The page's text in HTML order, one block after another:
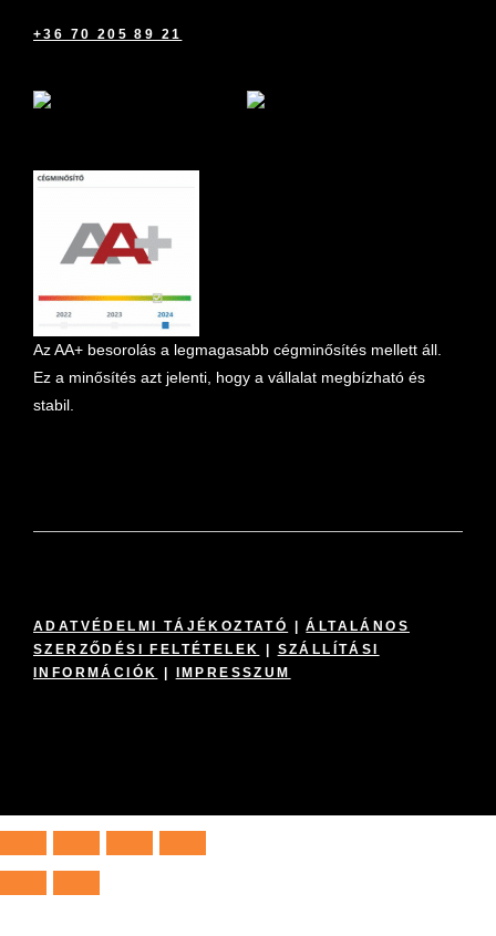
+36 70 205 89 21
Az AA+ besorolás a legmagasabb cégminősítés mellett áll.
Ez a minősítés azt jelenti, hogy a vállalat megbízható és
stabil.
ADATVÉDELMI TÁJÉKOZTATÓ |ÁLTALÁNOS
SZERZŐDÉSI FELTÉTELEK
SZÁLLÍTÁSI
INFORMÁCIÓK
IMPRESSZUM